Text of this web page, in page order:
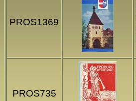
PROS1369
PROS735